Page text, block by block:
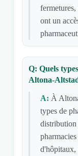
ont un
Q: Quels
Altona-
A: À
types de
d'hôpitaux,